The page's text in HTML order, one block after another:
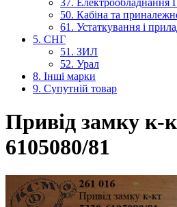
37. Електрообладнання
50. Кабіна та
61. Устаткування і
5. СНГ
51. ЗИЛ
52. Урал
8. Інші марки
9. Супутній товар
Привід замку к-
6105080/81